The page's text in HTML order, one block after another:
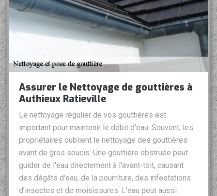
Assurer le Nettoyage de gouttières à
Authieux Ratieville
Le nettoyage régulier de vos gouttières est
important pour maintenir le débit d'eau. Souvent, les
propriétaires oublient le nettoyage des gouttières
avant de gros soucis. Une gouttière obstruée peut
guider de l'eau directement à l'avant-toit, causant
des dégâts d'eau, de la pourriture, des infestations
d’insectes et de moisissures. L'eau peut aussi